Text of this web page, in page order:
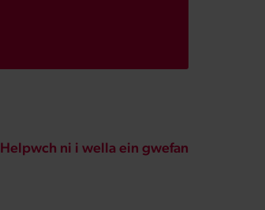
Helpwch ni i wella ein gwefan